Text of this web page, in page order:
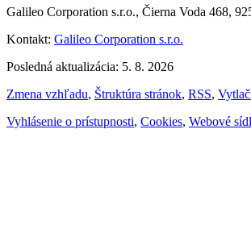
Galileo Corporation s.r.o., Čierna Voda 468,
Kontakt: Galileo Corporation s.r.o.
Posledná aktualizácia: 5. 8. 2026
Zmena vzhľadu, Štruktúra stránok, RSS,
Vyhlásenie o prístupnosti, Cookies, Webové